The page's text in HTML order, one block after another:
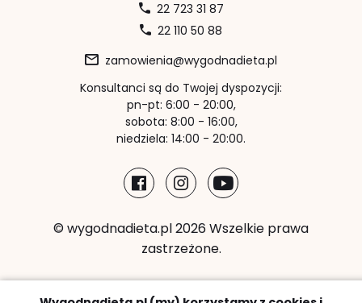
22 723 31 87
22 110 50 88
zamowienia@wygodnadieta.pl
Konsultanci są do Twojej dyspozycji:
pn-pt: 6:00 - 20:00,
sobota: 8:00 - 16:00,
niedziela: 14:00 - 20:00.
© wygodnadieta.pl 2026 Wszelkie prawa
zastrzeżone.
Metody płatności: